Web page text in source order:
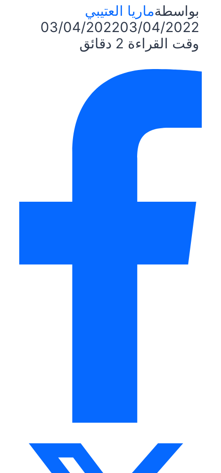
بواسطةماريا العتيبي
03/04/202203/04/2022
وقت القراءة
دقائق